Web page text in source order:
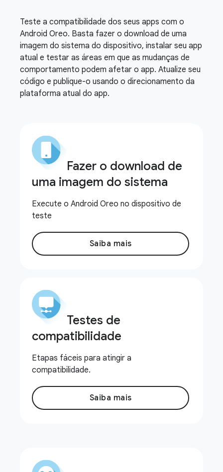
Teste a compatibilidade dos seus apps com o
Android Oreo. Basta fazer o download de uma
imagem do sistema do dispositivo, instalar seu app
atual e testar as áreas em que as mudanças de
comportamento podem afetar o app. Atualize seu
código e publique-o usando o direcionamento da
plataforma atual do app.
Fazer o download de
uma imagem do sistema
Execute o Android Oreo no dispositivo de
teste
Saiba mais
Testes de
compatibilidade
Etapas fáceis para atingir a
compatibilidade.
Saiba mais